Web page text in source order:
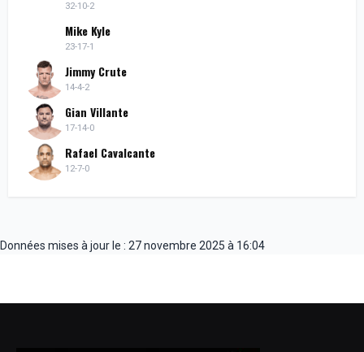
32-10-2
Mike Kyle
23-17-1
Jimmy Crute
14-4-2
Gian Villante
17-14-0
Rafael Cavalcante
12-7-0
Données mises à jour le : 27 novembre 2025 à 16:04